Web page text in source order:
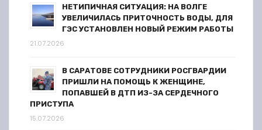
НЕТИПИЧНАЯ СИТУАЦИЯ: НА ВОЛГЕ
УВЕЛИЧИЛАСЬ ПРИТОЧНОСТЬ ВОДЫ, ДЛЯ
ГЭС УСТАНОВЛЕН НОВЫЙ РЕЖИМ РАБОТЫ
21.07.2026
В САРАТОВЕ СОТРУДНИКИ РОСГВАРДИИ
ПРИШЛИ НА ПОМОЩЬ К ЖЕНЩИНЕ,
ПОПАВШЕЙ В ДТП ИЗ-ЗА СЕРДЕЧНОГО
ПРИСТУПА
15.07.2026